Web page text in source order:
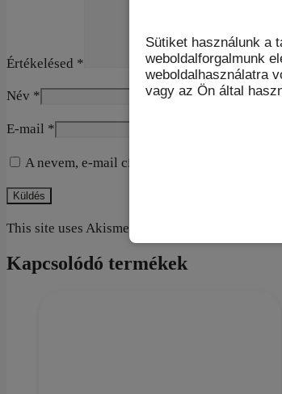
Sütiket használunk a
weboldalforgalmunk
weboldalhasználatra
vagy az Ön által
Értékelésed *
Név *
E-mail *
A nevem, e-mail címem, és weboldalcímem
This site uses Akismet to reduce spam. Learn
Kapcsolódó termékek